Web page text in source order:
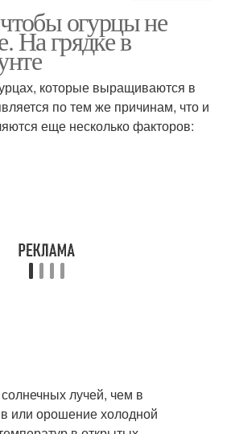
Калия на огурце
огурцы не
На грядке в
которые выращиваются в
по тем же причинам, что и
еще несколько факторов:
лучей, чем в
или орошение холодной